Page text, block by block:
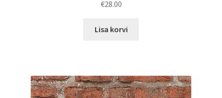
€28.00
Lisa korvi